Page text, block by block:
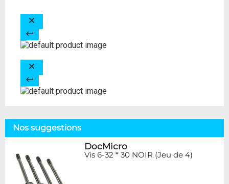
Nos suggestions
DocMicro
Vis 6-32 * 30 NOIR (Jeu de 4)